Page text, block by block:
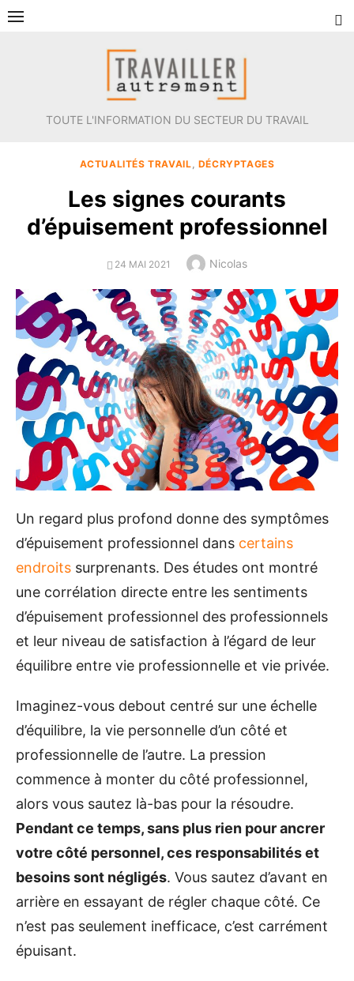
Aller
TOUTE L'INFORMATION DU SECTEUR DU TRAVAIL
ACTUALITÉS TRAVAIL DÉCRYPTAGES
Les signes courants
d’épuisement professionnel
POSTED
24 MAI 2021 Author
Nicolas
Un regard plus profond donne des symptômes
d’épuisement professionnel dans certains
endroits surprenants. Des études ont montré
une corrélation directe entre les sentiments
d’épuisement professionnel des professionnels
et leur niveau de satisfaction à l’égard de leur
équilibre entre vie professionnelle et vie privée.
Imaginez-vous debout centré sur une échelle
d’équilibre, la vie personnelle d’un côté et
professionnelle de l’autre. La pression
commence à monter du côté professionnel,
alors vous sautez là-bas pour la résoudre.
Pendant ce temps, sans plus rien pour ancrer
votre côté personnel, ces responsabilités et
besoins sont négligés. Vous sautez d’avant en
arrière en essayant de régler chaque côté. Ce
n’est pas seulement inefficace, c’est carrément
épuisant.